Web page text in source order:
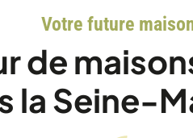
Votre future
la Seine-